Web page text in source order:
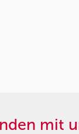
mit